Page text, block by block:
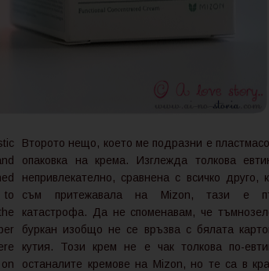
to
Второто нещо, което ме подразни е
опаковка на крема. Изглежда толкова
непривлекателно, сравнена с всичко друго,
съм притежавала на Mizon, тази е
катастрофа. Да не споменавам, че
буркан изобщо не се връзва с бялата
кутия. Този крем не е чак толкова по-
останалите кремове на Mizon, но те са в